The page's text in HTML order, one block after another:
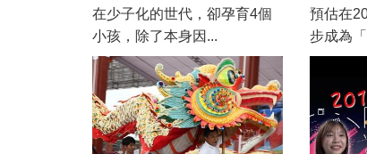
在少子化的世代，卻孕育4個
小孩，除了本身因...
預估在
步成為